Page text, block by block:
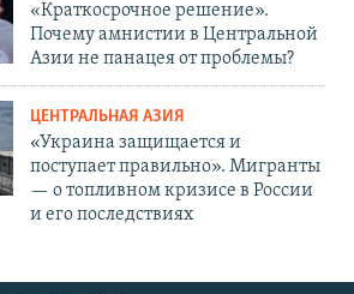
«Краткосрочное решение».
Почему амнистии в Центральной
Азии не панацея от проблемы?
ЦЕНТРАЛЬНАЯ АЗИЯ
«Украина защищается и
поступает правильно». Мигранты
— о топливном кризисе в России
и его последствиях